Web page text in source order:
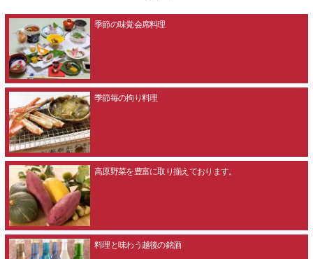
季節の味覚会席料理
季節毎の拘り料理
高原野菜を豊富に取り揃えております。
料理と味わう越後の銘酒